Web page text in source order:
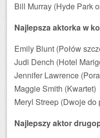
Bill Murray (Hyde Park
Najlepsza aktorka w
Emily Blunt (Połów
Judi Dench (Hotel
Jennifer Lawrence
Maggie Smith (Kwartet)
Meryl Streep (Dwoje do
Najlepszy aktor